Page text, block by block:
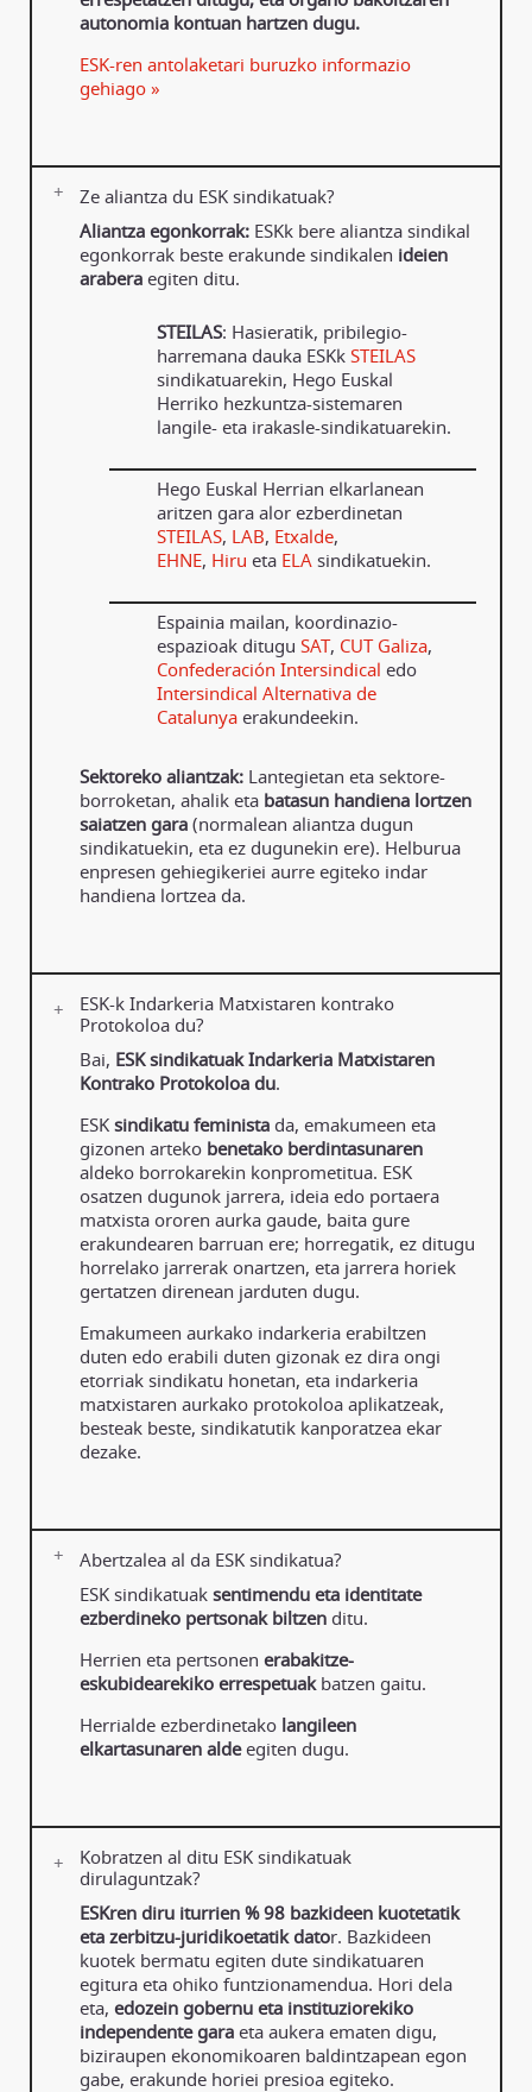
autonomia kontuan hartzen dugu.
ESK-ren antolaketari buruzko informazio
gehiago »
Ze aliantza du ESK sindikatuak?
Aliantza egonkorrak: ESKk bere aliantza sindikal
egonkorrak beste erakunde sindikalen ideien
arabera egiten ditu.
STEILAS: Hasieratik, pribilegio-
harremana dauka ESKk STEILAS
sindikatuarekin, Hego Euskal
Herriko hezkuntza-sistemaren
langile- eta irakasle-sindikatuarekin.
Hego Euskal Herrian elkarlanean
aritzen gara alor ezberdinetan
STEILAS, LAB, Etxalde,
EHNE, Hiru eta ELA sindikatuekin.
Espainia mailan, koordinazio-
espazioak ditugu SAT, CUT Galiza,
Confederación Intersindical edo
Intersindical Alternativa de
Catalunya erakundeekin.
Sektoreko aliantzak: Lantegietan eta sektore-
borroketan, ahalik eta batasun handiena lortzen
saiatzen gara (normalean aliantza dugun
sindikatuekin, eta ez dugunekin ere). Helburua
enpresen gehiegikeriei aurre egiteko indar
handiena lortzea da.
ESK-k Indarkeria Matxistaren kontrako
Protokoloa du?
Bai, ESK sindikatuak Indarkeria Matxistaren
Kontrako Protokoloa du.
ESK sindikatu feminista da, emakumeen eta
gizonen arteko benetako berdintasunaren
aldeko borrokarekin konprometitua. ESK
osatzen dugunok jarrera, ideia edo portaera
matxista ororen aurka gaude, baita gure
erakundearen barruan ere; horregatik, ez ditugu
horrelako jarrerak onartzen, eta jarrera horiek
gertatzen direnean jarduten dugu.
Emakumeen aurkako indarkeria erabiltzen
duten edo erabili duten gizonak ez dira ongi
etorriak sindikatu honetan, eta indarkeria
matxistaren aurkako protokoloa aplikatzeak,
besteak beste, sindikatutik kanporatzea ekar
dezake.
Abertzalea al da ESK sindikatua?
ESK sindikatuak sentimendu eta identitate
ezberdineko pertsonak biltzen ditu.
Herrien eta pertsonen erabakitze-
eskubidearekiko errespetuakbatzen gaitu.
Herrialde ezberdinetako langileen
elkartasunaren aldeegiten dugu.
Kobratzen al ditu ESK sindikatuak
dirulaguntzak?
ESKren diru iturrien % 98 bazkideen kuotetatik
eta zerbitzu-juridikoetatik dator. Bazkideen
kuotek bermatu egiten dute sindikatuaren
egitura eta ohiko funtzionamendua. Hori dela
eta, edozein gobernu eta instituziorekiko
independente gara eta aukera ematen digu,
biziraupen ekonomikoaren baldintzapean egon
gabe, erakunde horiei presioa egiteko.